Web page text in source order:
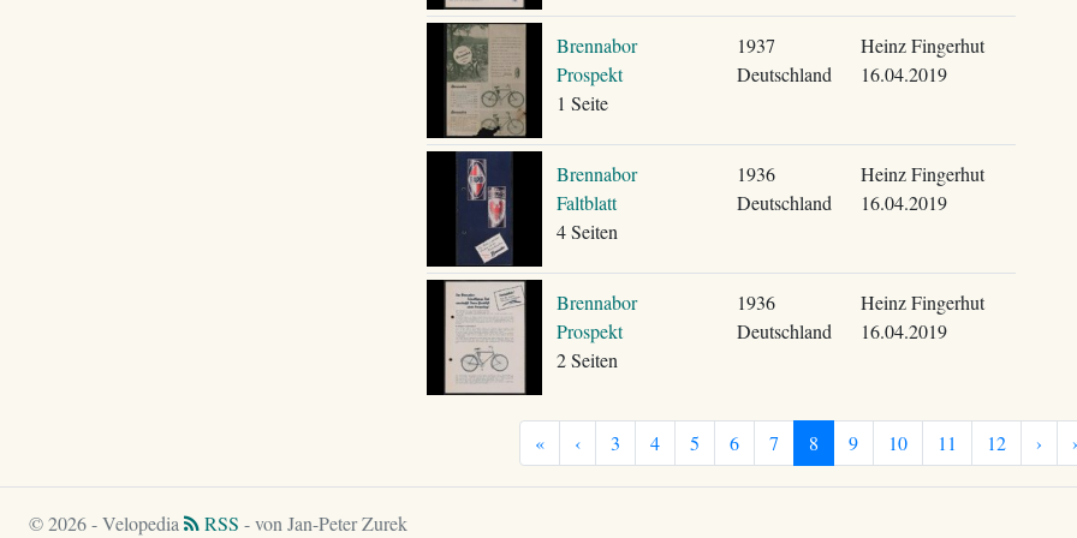
Brennabor
Prospekt
1 Seite
1937
Deutschland
Heinz Fingerhut
16.04.2019
Brennabor
Faltblatt
4 Seiten
1936
Deutschland
Heinz Fingerhut
16.04.2019
Brennabor
Prospekt
2 Seiten
1936
Deutschland
Heinz Fingerhut
16.04.2019
« ‹ 3 4 5 6 7 8 9 10 11 12 ›
© 2026 - Velopedia RSS - von Jan-Peter Zurek